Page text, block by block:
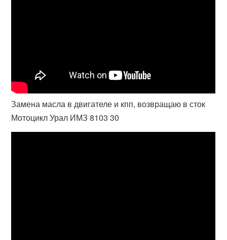
Замена масла в двигателе и кпп, возвращаю в сток
Мотоцикл Урал ИМЗ 8103 30